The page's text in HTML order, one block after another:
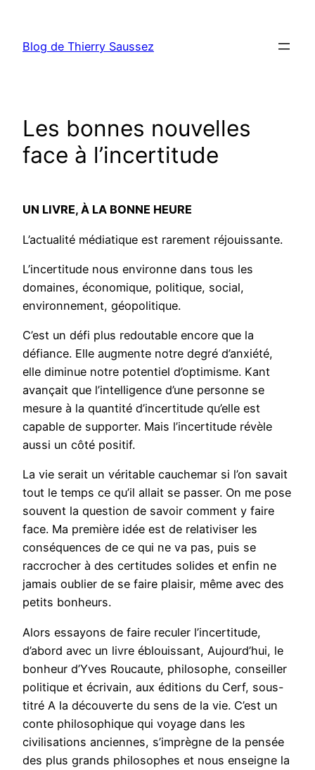
contenu
Blog de Thierry Saussez
Les bonnes nouvelles
face à l’incertitude
UN LIVRE, À LA BONNE HEURE
L’actualité médiatique est rarement réjouissante.
L’incertitude nous environne dans tous les
domaines, économique, politique, social,
environnement, géopolitique.
C’est un défi plus redoutable encore que la
défiance. Elle augmente notre degré d’anxiété,
elle diminue notre potentiel d’optimisme. Kant
avançait que l’intelligence d’une personne se
mesure à la quantité d’incertitude qu’elle est
capable de supporter. Mais l’incertitude révèle
aussi un côté positif.
La vie serait un véritable cauchemar si l’on savait
tout le temps ce qu’il allait se passer. On me pose
souvent la question de savoir comment y faire
face. Ma première idée est de relativiser les
conséquences de ce qui ne va pas, puis se
raccrocher à des certitudes solides et enfin ne
jamais oublier de se faire plaisir, même avec des
petits bonheurs.
Alors essayons de faire reculer l’incertitude,
d’abord avec un livre éblouissant, Aujourd’hui, le
bonheur d’Yves Roucaute, philosophe, conseiller
politique et écrivain, aux éditions du Cerf, sous-
titré A la découverte du sens de la vie. C’est un
conte philosophique qui voyage dans les
civilisations anciennes, s’imprègne de la pensée
des plus grands philosophes et nous enseigne la